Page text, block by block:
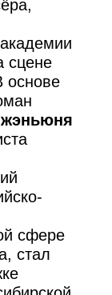
сцене
основе
сфере
стал